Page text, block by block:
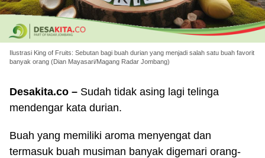
Ilustrasi King of Fruits: Sebutan bagi buah durian yang menjadi salah satu buah favorit
banyak orang (Dian Mayasari/Magang Radar Jombang)
Desakita.co – Sudah tidak asing lagi telinga
mendengar kata durian.
Buah yang memiliki aroma menyengat dan
termasuk buah musiman banyak digemari orang-